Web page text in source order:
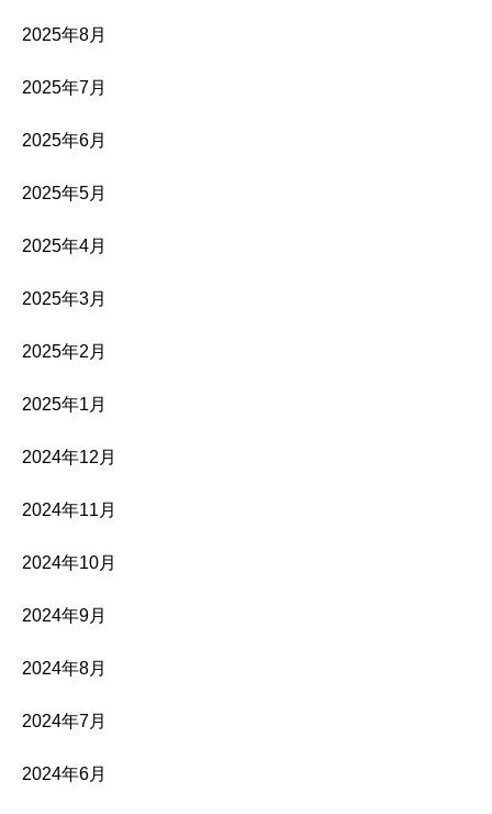
2025年8月
2025年7月
2025年6月
2025年5月
2025年4月
2025年3月
2025年2月
2025年1月
2024年12月
2024年11月
2024年10月
2024年9月
2024年8月
2024年7月
2024年6月